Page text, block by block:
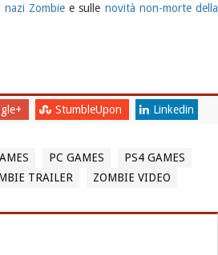
nazi Zombie e sulle novità non-morte della
StumbleUpon Linkedin
PC GAMES
PS4 GAMES
TRAILER ZOMBIE VIDEO